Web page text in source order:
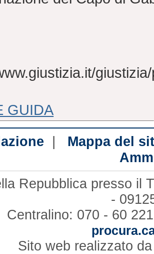
GUIDA
| Mappa del
Repubblica presso il
-
Centralino: 070 - 60
Sito web realizzato